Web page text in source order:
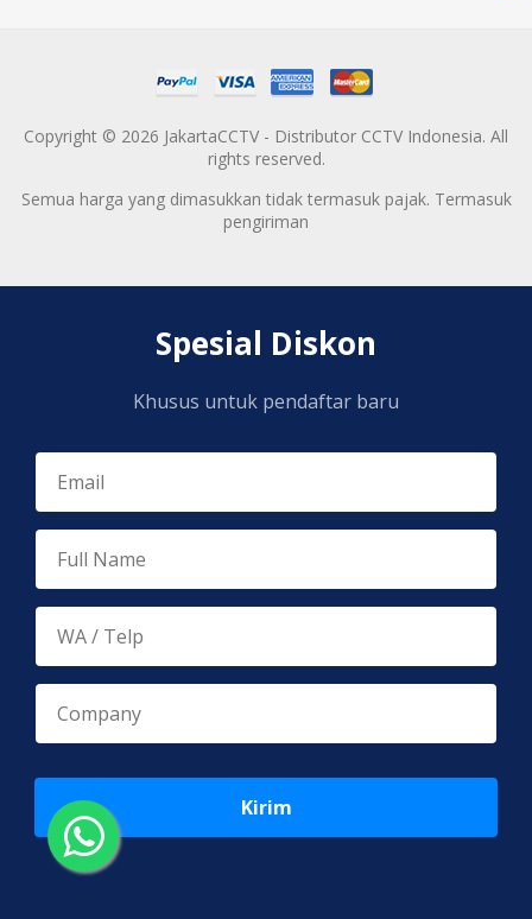
Copyright © 2026 JakartaCCTV - Distributor CCTV Indonesia. All
rights reserved.
Semua harga yang dimasukkan tidak termasuk pajak. Termasuk
pengiriman
Spesial Diskon
Khusus untuk pendaftar baru
Kirim